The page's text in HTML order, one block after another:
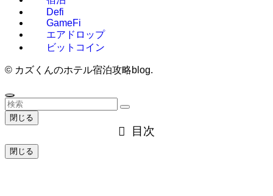
Defi
GameFi
エアドロップ
ビットコイン
© カズくんのホテル宿泊攻略blog.
閉じる
目次
閉じる